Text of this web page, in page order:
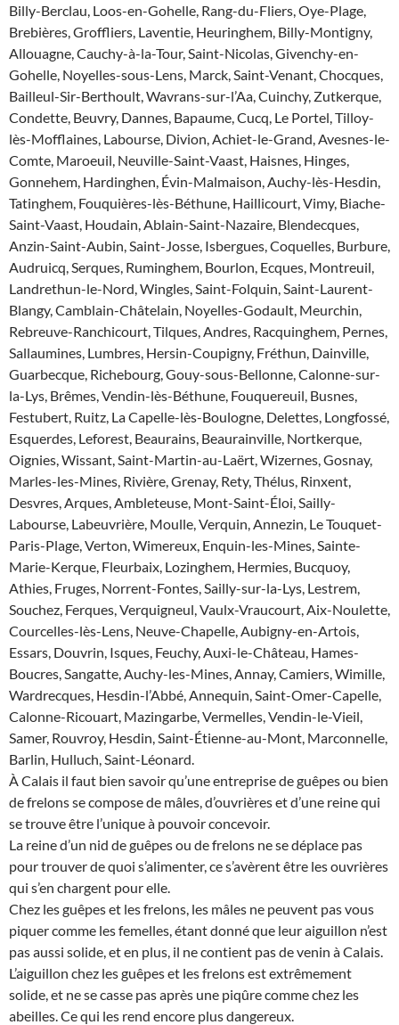
Billy-Berclau, Loos-en-Gohelle, Rang-du-Fliers, Oye-Plage,
Brebières, Groffliers, Laventie, Heuringhem, Billy-Montigny,
Allouagne, Cauchy-à-la-Tour, Saint-Nicolas, Givenchy-en-
Gohelle, Noyelles-sous-Lens, Marck, Saint-Venant, Chocques,
Bailleul-Sir-Berthoult, Wavrans-sur-l’Aa, Cuinchy, Zutkerque,
Condette, Beuvry, Dannes, Bapaume, Cucq, Le Portel, Tilloy-
lès-Mofflaines, Labourse, Divion, Achiet-le-Grand, Avesnes-le-
Comte, Maroeuil, Neuville-Saint-Vaast, Haisnes, Hinges,
Gonnehem, Hardinghen, Évin-Malmaison, Auchy-lès-Hesdin,
Tatinghem, Fouquières-lès-Béthune, Haillicourt, Vimy, Biache-
Saint-Vaast, Houdain, Ablain-Saint-Nazaire, Blendecques,
Anzin-Saint-Aubin, Saint-Josse, Isbergues, Coquelles, Burbure,
Audruicq, Serques, Ruminghem, Bourlon, Ecques, Montreuil,
Landrethun-le-Nord, Wingles, Saint-Folquin, Saint-Laurent-
Blangy, Camblain-Châtelain, Noyelles-Godault, Meurchin,
Rebreuve-Ranchicourt, Tilques, Andres, Racquinghem, Pernes,
Sallaumines, Lumbres, Hersin-Coupigny, Fréthun, Dainville,
Guarbecque, Richebourg, Gouy-sous-Bellonne, Calonne-sur-
la-Lys, Brêmes, Vendin-lès-Béthune, Fouquereuil, Busnes,
Festubert, Ruitz, La Capelle-lès-Boulogne, Delettes, Longfossé,
Esquerdes, Leforest, Beaurains, Beaurainville, Nortkerque,
Oignies, Wissant, Saint-Martin-au-Laërt, Wizernes, Gosnay,
Marles-les-Mines, Rivière, Grenay, Rety, Thélus, Rinxent,
Desvres, Arques, Ambleteuse, Mont-Saint-Éloi, Sailly-
Labourse, Labeuvrière, Moulle, Verquin, Annezin, Le Touquet-
Paris-Plage, Verton, Wimereux, Enquin-les-Mines, Sainte-
Marie-Kerque, Fleurbaix, Lozinghem, Hermies, Bucquoy,
Athies, Fruges, Norrent-Fontes, Sailly-sur-la-Lys, Lestrem,
Souchez, Ferques, Verquigneul, Vaulx-Vraucourt, Aix-Noulette,
Courcelles-lès-Lens, Neuve-Chapelle, Aubigny-en-Artois,
Essars, Douvrin, Isques, Feuchy, Auxi-le-Château, Hames-
Boucres, Sangatte, Auchy-les-Mines, Annay, Camiers, Wimille,
Wardrecques, Hesdin-l’Abbé, Annequin, Saint-Omer-Capelle,
Calonne-Ricouart, Mazingarbe, Vermelles, Vendin-le-Vieil,
Samer, Rouvroy, Hesdin, Saint-Étienne-au-Mont, Marconnelle,
Barlin, Hulluch, Saint-Léonard.
À Calais il faut bien savoir qu’une entreprise de guêpes ou bien
de frelons se compose de mâles, d’ouvrières et d’une reine qui
se trouve être l’unique à pouvoir concevoir.
La reine d’un nid de guêpes ou de frelons ne se déplace pas
pour trouver de quoi s’alimenter, ce s’avèrent être les ouvrières
qui s’en chargent pour elle.
Chez les guêpes et les frelons, les mâles ne peuvent pas vous
piquer comme les femelles, étant donné que leur aiguillon n’est
pas aussi solide, et en plus, il ne contient pas de venin à Calais.
L’aiguillon chez les guêpes et les frelons est extrêmement
solide, et ne se casse pas après une piqûre comme chez les
abeilles. Ce qui les rend encore plus dangereux.